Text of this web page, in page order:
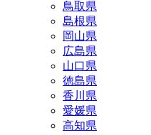
鳥取県
島根県
岡山県
広島県
山口県
徳島県
香川県
愛媛県
高知県